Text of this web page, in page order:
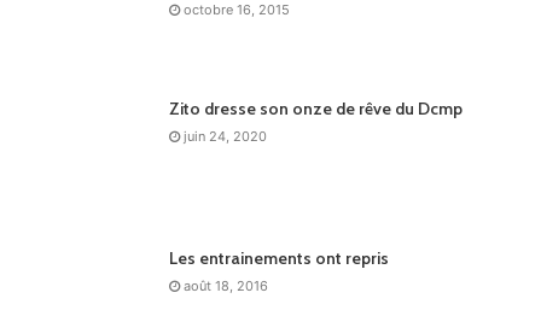
octobre 16, 2015
Zito dresse son onze de rêve du Dcmp
juin 24, 2020
Les entrainements ont repris
août 18, 2016